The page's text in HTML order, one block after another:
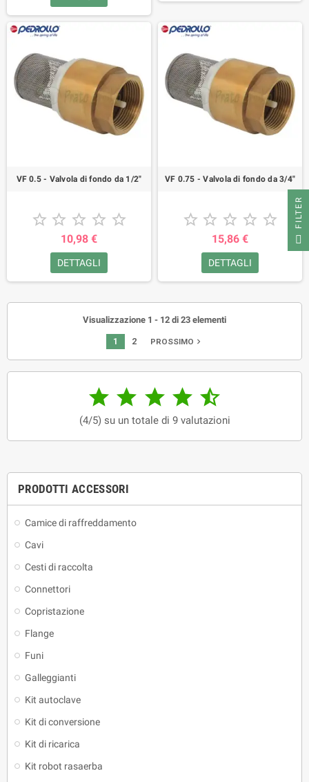
PRODOTTI ACCESSORI
Camice di raffreddamento
Cavi
Cesti di raccolta
Connettori
Copristazione
Flange
Funi
Galleggianti
Kit autoclave
Kit di conversione
Kit di ricarica
Kit robot rasaerba
VF 0.5 - Valvola di fondo da 1/2"
    
10,98 €
DETTAGLI
VF 0.75 - Valvola di fondo da 3/4"
    
15,86 €
DETTAGLI
Visualizzazione 1 - 12 di 23 elementi
1 2 PROSSIMO navigate_next
    
(4/5) su un totale di 9 valutazioni
FILTER